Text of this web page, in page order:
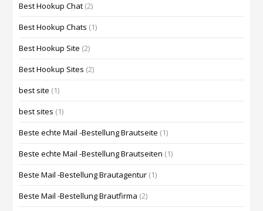
Best Hookup Chat (2)
Best Hookup Chats (1)
Best Hookup Site (2)
Best Hookup Sites (2)
best site (1)
best sites (1)
Beste echte Mail -Bestellung Brautseite (1)
Beste echte Mail -Bestellung Brautseiten (1)
Beste Mail -Bestellung Brautagentur (1)
Beste Mail -Bestellung Brautfirma (2)